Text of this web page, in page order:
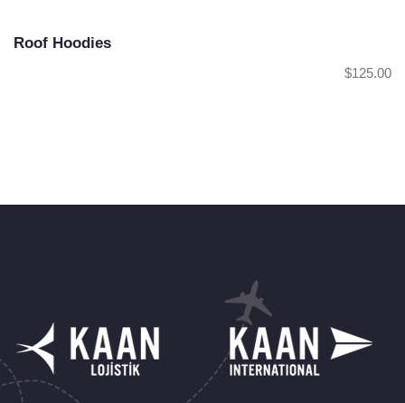
Roof Hoodies
$125.00